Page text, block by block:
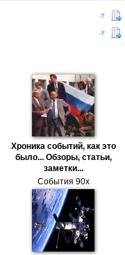
Хроника событий, как это
было... Обзоры, статьи,
заметки...
События 90х